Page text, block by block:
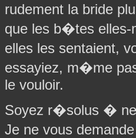
rudement la bride
que les b�tes
elles les sentaient,
essayiez, m�me
le vouloir.
Soyez r�solus �
Je ne vous